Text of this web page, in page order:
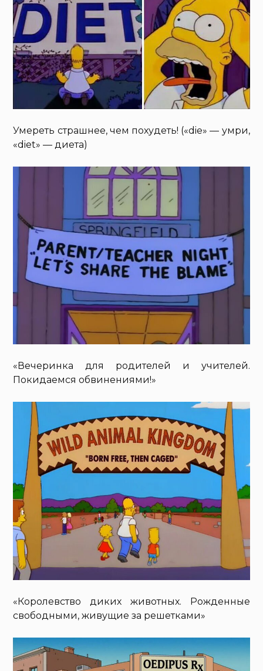
Умереть страшнее, чем похудеть! («die» — умри,
«diet» — диета)
«Вечеринка для родителей и учителей.
Покидаемся обвинениями!»
«Королевство диких животных. Рожденные
свободными, живущие за решетками»